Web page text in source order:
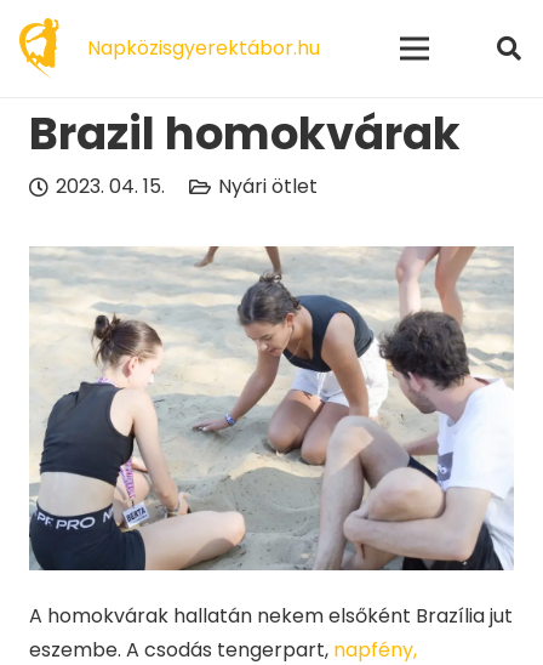
Napközisgyerektábor.hu
Brazil homokvárak
2023. 04. 15. Nyári ötlet
A homokvárak hallatán nekem elsőként Brazília jut
eszembe. A csodás tengerpart, napfény,